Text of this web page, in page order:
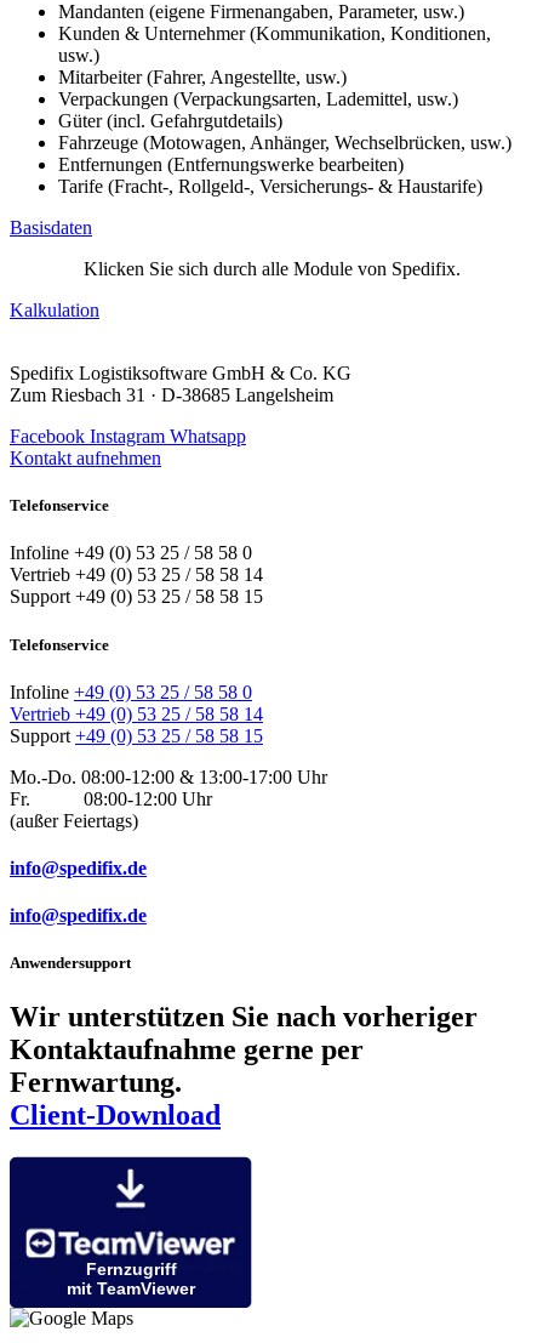
Mandanten (eigene Firmenangaben, Parameter, usw.)
Kunden & Unternehmer (Kommunikation, Konditionen,
usw.)
Mitarbeiter (Fahrer, Angestellte, usw.)
Verpackungen (Verpackungsarten, Lademittel, usw.)
Güter (incl. Gefahrgutdetails)
Fahrzeuge (Motowagen, Anhänger, Wechselbrücken, usw.)
Entfernungen (Entfernungswerke bearbeiten)
Tarife (Fracht-, Rollgeld-, Versicherungs- & Haustarife)
Basisdaten
Klicken Sie sich durch alle Module von Spedifix.
Kalkulation
Spedifix Logistiksoftware GmbH & Co. KG
Zum Riesbach 31 · D-38685 Langelsheim
Facebook Instagram Whatsapp
Kontakt aufnehmen
Telefonservice
Infoline +49 (0) 53 25 / 58 58 0
Vertrieb +49 (0) 53 25 / 58 58 14
Support +49 (0) 53 25 / 58 58 15
Telefonservice
Infoline +49 (0) 53 25 / 58 58 0
Vertrieb +49 (0) 53 25 / 58 58 14
Support +49 (0) 53 25 / 58 58 15
Mo.-Do. 08:00-12:00 & 13:00-17:00 Uhr
Fr. 08:00-12:00 Uhr
(außer Feiertags)
info@spedifix.de
info@spedifix.de
Anwendersupport
Wir unterstützen Sie nach vorheriger
Kontaktaufnahme gerne per
Fernwartung.
Client-Download
Fernzugriff
mit TeamViewer